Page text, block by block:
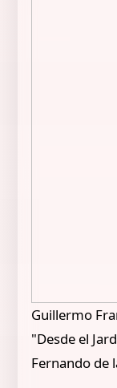
Guillermo
"Desde el
Fernando de